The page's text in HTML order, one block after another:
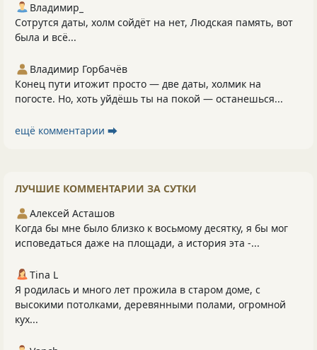
Владимир_
Сотрутся даты, холм сойдёт на нет, Людская память, вот
была и всё...
Владимир Горбачёв
Конец пути итожит просто — две даты, холмик на
погосте. Но, хоть уйдёшь ты на покой — останешься...
ещё комментарии ⮕
ЛУЧШИЕ КОММЕНТАРИИ ЗА СУТКИ
Алексей Асташов
Когда бы мне было близко к восьмому десятку, я бы мог
исповедаться даже на площади, а история эта -...
Tina L
Я родилась и много лет прожила в старом доме, с
высокими потолками, деревянными полами, огромной
кух...